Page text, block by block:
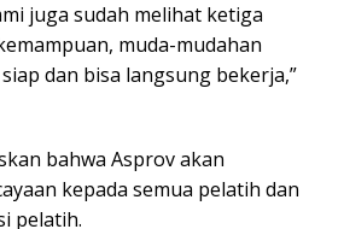
juga sudah melihat ketiga
muda-mudahan
dan bisa langsung bekerja,”
bahwa Asprov akan
kepada semua pelatih dan
pelatih.